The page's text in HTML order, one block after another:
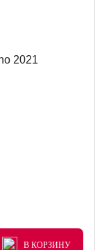
В КОРЗИНУ
В КОРЗИНУ
В КОРЗИНУ